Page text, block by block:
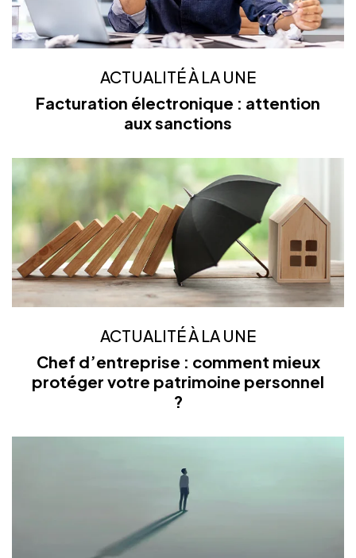
ACTUALITÉ À LA UNE
Facturation électronique : attention
aux sanctions
ACTUALITÉ À LA UNE
Chef d’entreprise : comment mieux
protéger votre patrimoine personnel
?